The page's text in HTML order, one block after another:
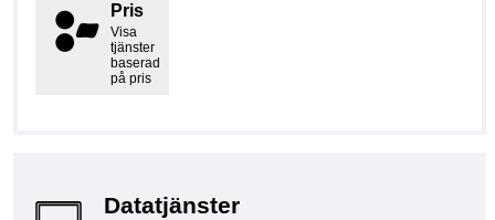
Pris
Visa
tjänster
baserad
på pris
Datatjänster